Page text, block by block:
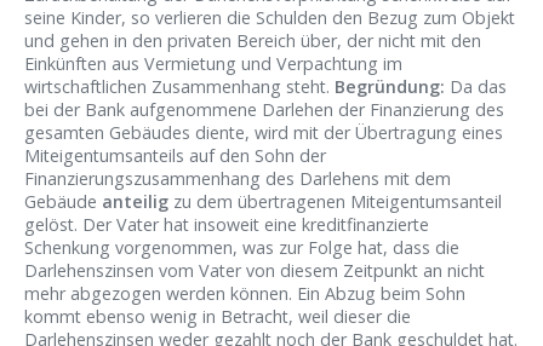
seine Kinder, so verlieren die Schulden den Bezug zum Objekt
und gehen in den privaten Bereich über, der nicht mit den
Einkünften aus Vermietung und Verpachtung im
wirtschaftlichen Zusammenhang steht. Begründung: Da das
bei der Bank aufgenommene Darlehen der Finanzierung des
gesamten Gebäudes diente, wird mit der Übertragung eines
Miteigentumsanteils auf den Sohn der
Finanzierungszusammenhang des Darlehens mit dem
Gebäude anteilig zu dem übertragenen Miteigentumsanteil
gelöst. Der Vater hat insoweit eine kreditfinanzierte
Schenkung vorgenommen, was zur Folge hat, dass die
Darlehenszinsen vom Vater von diesem Zeitpunkt an nicht
mehr abgezogen werden können. Ein Abzug beim Sohn
kommt ebenso wenig in Betracht, weil dieser die
Darlehenszinsen weder gezahlt noch der Bank geschuldet hat.